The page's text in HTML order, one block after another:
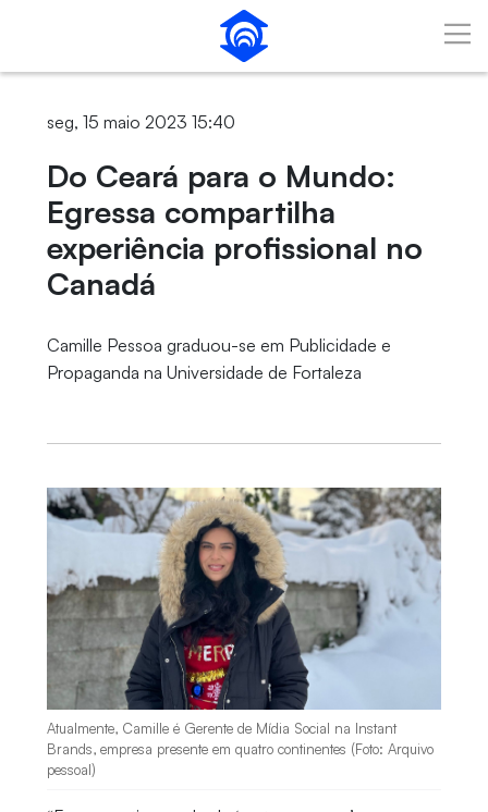
Pular para o Conteúdo principal
seg, 15 maio 2023 15:40
Do Ceará para o Mundo:
Egressa compartilha
experiência profissional no
Canadá
Camille Pessoa graduou-se em Publicidade e
Propaganda na Universidade de Fortaleza
Atualmente, Camille é Gerente de Mídia Social na Instant
Brands, empresa presente em quatro continentes (Foto: Arquivo
pessoal)